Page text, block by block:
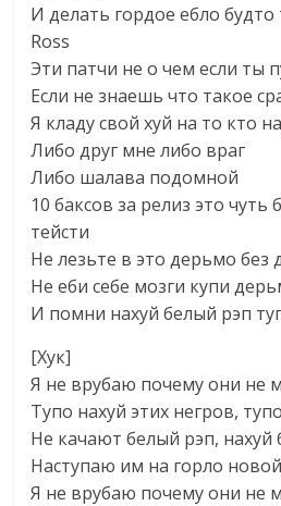
И делать гордое ебло будто
Ross
Эти патчи не о чем если ты
Если не знаешь что такое
Я кладу свой хуй на то кто
Либо друг мне либо враг
Либо шалава подомной
10 баксов за релиз это
тейсти
Не лезьте в это дерьмо без
Не еби себе мозги купи
И помни нахуй белый рэп
[Хук]
Я не врубаю почему они не
Тупо нахуй этих негров,
Не качают белый рэп, нахуй
Наступаю им на горло
Я не врубаю почему они не